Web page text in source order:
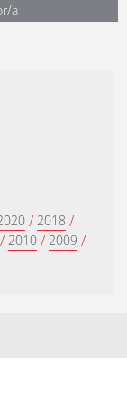
a
/ 2018 /
/ 2010 / 2009 /